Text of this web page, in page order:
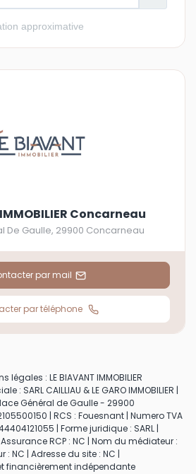
IMMOBILIER Concarneau
De Gaulle, 29900 Concarneau
par mail
par téléphone
: LE BIAVANT IMMOBILIER
SARL CAILLIAU & LE GARO IMMOBILIER |
Général de Gaulle - 29900
| RCS : Fouesnant | Numero TVA
| Forme juridique : SARL |
RCP : NC | Nom du médiateur :
NC | Adresse du site : NC |
financièrement indépendante